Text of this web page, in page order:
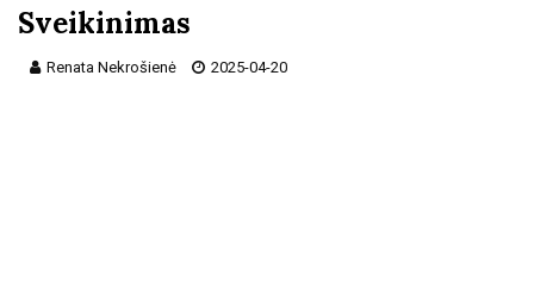
Sveikinimas
Renata Nekrošienė 2025-04-20